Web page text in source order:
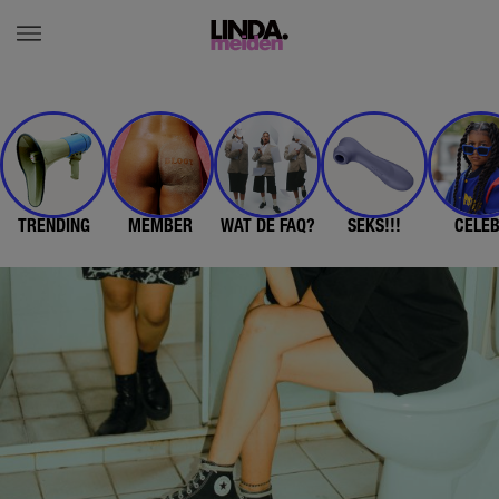
TRENDING MEMBER WAT DE FAQ? SEKS!!!